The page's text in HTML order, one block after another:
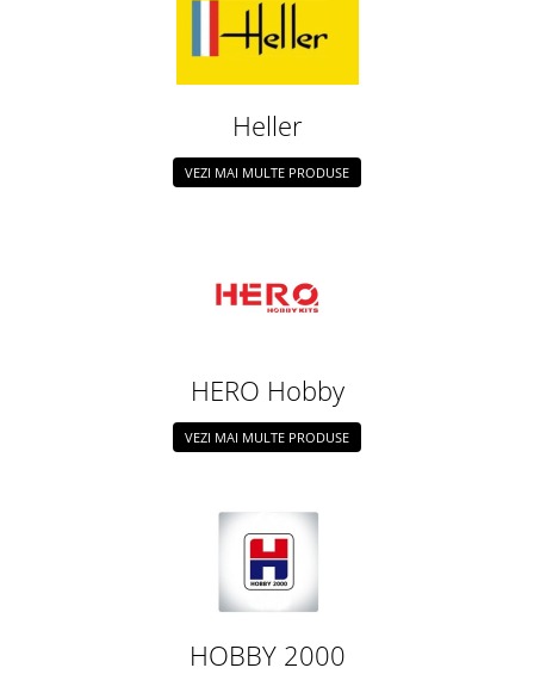
Heller
VEZI MAI MULTE PRODUSE
HERO Hobby
VEZI MAI MULTE PRODUSE
HOBBY 2000